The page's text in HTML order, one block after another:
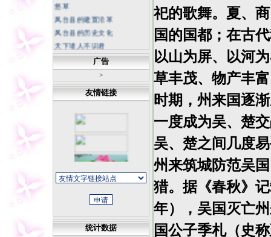
凤台县的建置沿革
凤台县的历史文化
天下谁人不识君
中国科幻底气来自大国重器
不断书写荒漠化防治新篇章
坚持正确的思想理念 传承中
华民族灵魂
冬日天寒，我从不怀疑春天
的花朵
同学老照片
福寿康宁
广告
>
友情链接
统计数据
祀的歌舞。夏、
国的国都；在古
以山为屏、以河
草丰茂、物产丰
时期，州来国逐
一度成为吴、楚
吴、楚之间几度
州来筑城防范吴
猎。据《春秋》
年），吴国灭亡
国公子季札（史